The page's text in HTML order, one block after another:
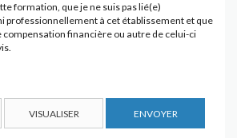
formation, que je ne suis pas lié(e)
professionnellement à cet établissement et que
compensation financière ou autre de celui-ci
VISUALISER ENVOYER